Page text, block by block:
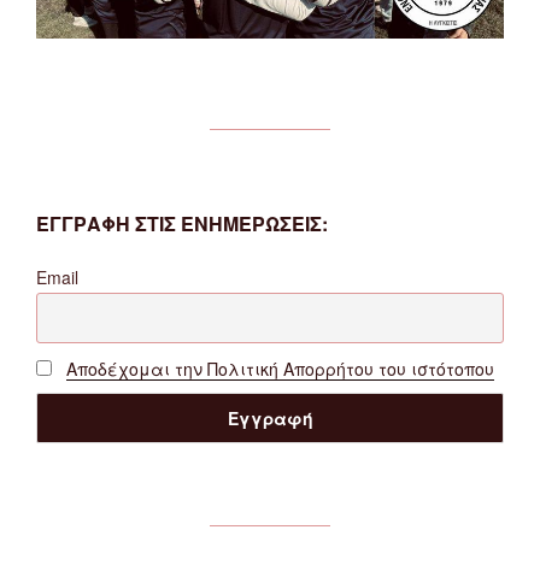
ΕΓΓΡΑΦΗ ΣΤΙΣ ΕΝΗΜΕΡΩΣΕΙΣ:
Email
Αποδέχομαι την Πολιτική Απορρήτου του ιστότοπου